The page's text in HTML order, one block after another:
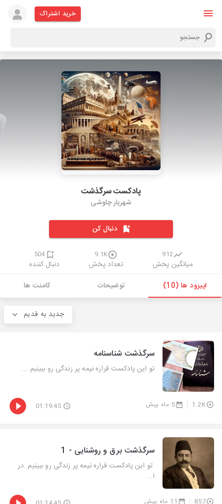
خرید اشتراک
پادکست سرگذشت
شهریار چاوشی
دنبال کن
912
میانگین پخش
9.1K
تعداد پخش
504
دنبال کننده
اپیزود ها (10)
توضیحات کامنت ها
جدید به قدیم
سرگذشت شناسنامه
تو این پادکست قراره نیمه پر زندگی رو ببینیم ...
1.2K 5 ماه پیش 01:19:45
سرگذشت برق و روشنایی - 1
تو این پادکست قراره نیمه پر زندگی رو ببینیم .در
ا...
857 11 ماه پیش